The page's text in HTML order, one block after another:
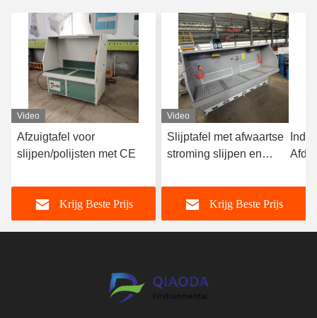
Video
Afzuigtafel voor
slijpen/polijsten met CE
Krijg Beste Prijs
Video
Slijptafel met afwaartse
stroming slijpen en
werkbank
Krijg Beste Prijs